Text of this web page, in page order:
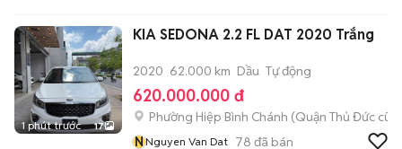
1 phút trước 17
KIA SEDONA 2.2 FL DAT 2020 Trắng
2020 62.000 km Dầu Tự động
620.000.000 đ
Phường Hiệp Bình Chánh (Quận Thủ Đức cũ)
NNguyen Van Dat 78 đã bán